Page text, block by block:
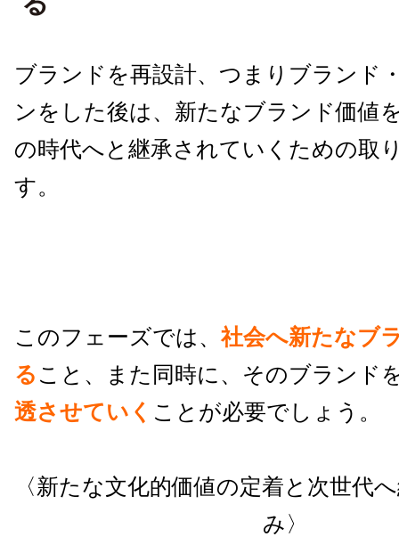
ブランドを再設計、つまりブランド
ンをした後は、新たなブランド価値
の時代へと継承されていくための取
す。
このフェーズでは、 社会へ新たなブ
る こと、また同時に、そのブランド
透させていく ことが必要でしょう。
〈新たな文化的価値の定着と次世代
み〉